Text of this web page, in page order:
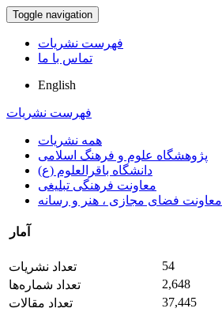
Toggle navigation
فهرست نشریات
تماس با ما
English
فهرست نشریات
همه نشریات
پژوهشگاه علوم و فرهنگ اسلامی
دانشگاه باقرالعلوم (ع)
معاونت فرهنگی تبلیغی
معاونت فضای مجازی ، هنر و رسانه
آمار
تعداد نشریات
54
تعداد شماره‌ها
2,648
تعداد مقالات
37,445